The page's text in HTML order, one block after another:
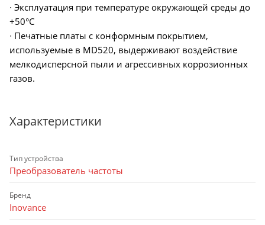
∙ Эксплуатация при температуре окружающей среды до
+50°C
∙ Печатные платы с конформным покрытием,
используемые в MD520, выдерживают воздействие
мелкодисперсной пыли и агрессивных коррозионных
газов.
Характеристики
Тип устройства
Преобразователь частоты
Бренд
Inovance